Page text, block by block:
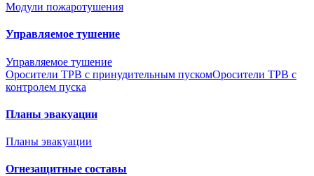
Модули пожаротушения
Управляемое тушение
Управляемое тушение
Оросители ТРВ с принудительным пускомОросители ТРВ с
контролем пуска
Планы эвакуации
Планы эвакуации
Огнезащитные составы